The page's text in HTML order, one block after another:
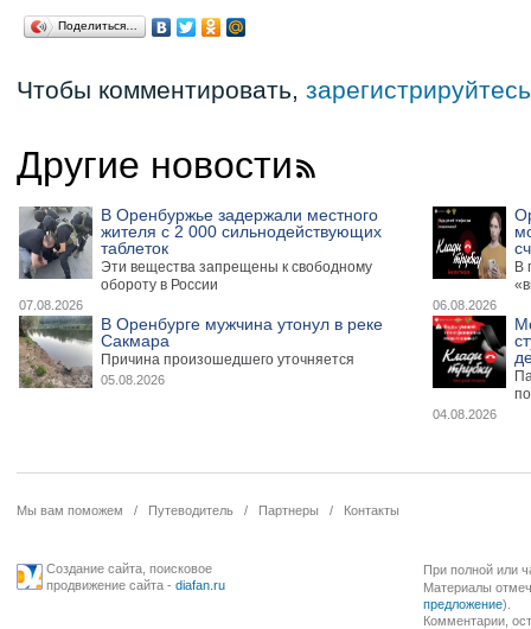
Поделиться…
Чтобы комментировать, зарегистрируйтесь
Другие новости
В Оренбуржье задержали местного
жителя с 2 000 сильнодействующих
таблеток
Эти вещества запрещены к свободному
обороту в России
07.08.2026
В
06.08.2026
В Оренбурге мужчина утонул в реке
Сакмара
Причина произошедшего уточняется
05.08.2026
04.08.2026
Мы вам поможем / Путеводитель / Партнеры / Контакты
Создание сайта, поисковое
продвижение сайта- diafan.ru
При полной или
Материалы
предложение).
Комментарии,